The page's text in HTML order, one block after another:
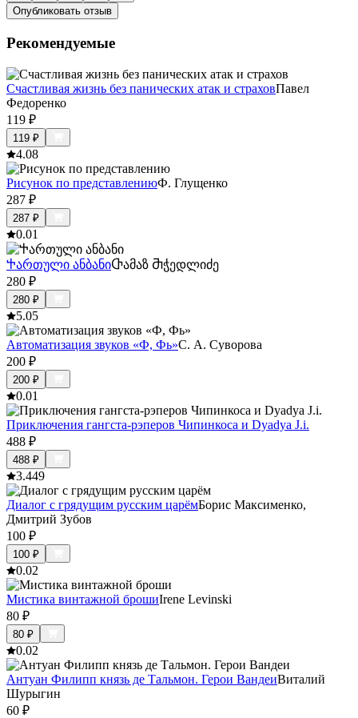
Опубликовать отзыв
Рекомендуемые
Счастливая жизнь без панических атак и страховПавел
Федоренко
119 ₽
119 ₽
4.08
Рисунок по представлениюФ. Глущенко
287 ₽
287 ₽
0.01
Ⴕართული ანბანიႧამაზ Ⴋჭედლიძე
280 ₽
280 ₽
5.05
Автоматизация звуков «Ф, Фь»С. А. Суворова
200 ₽
200 ₽
0.01
Приключения гангста-рэперов Чипинкоса и Dyadya J.i.
488 ₽
488 ₽
3.449
Диалог с грядущим русским царёмБорис Максименко,
Дмитрий Зубов
100 ₽
100 ₽
0.02
Мистика винтажной брошиIrene Levinski
80 ₽
80 ₽
0.02
Антуан Филипп князь де Тальмон. Герои ВандеиВиталий
Шурыгин
60 ₽